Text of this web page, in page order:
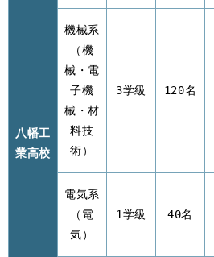
八幡工
業高校
機械系
（機
械・電
子機
械・材
料技
術）
3学級 120名
電気系
（電
気）
1学級 40名